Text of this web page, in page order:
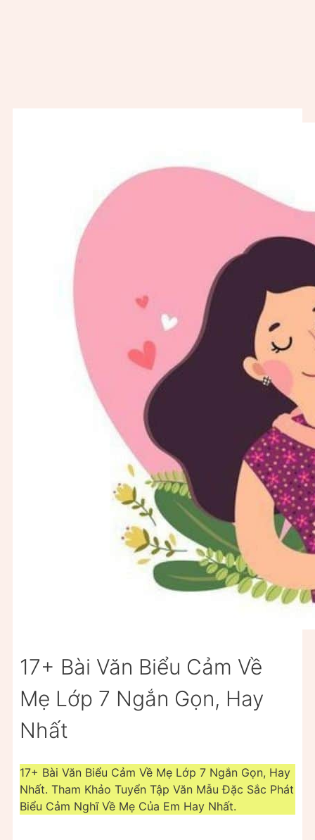
17+ Bài Văn Biểu Cảm Về
Mẹ Lớp 7 Ngắn Gọn, Hay
Nhất
17+ Bài Văn Biểu Cảm Về Mẹ Lớp 7 Ngắn Gọn, Hay
Nhất. Tham Khảo Tuyển Tập Văn Mẫu Đặc Sắc Phát
Biểu Cảm Nghĩ Về Mẹ Của Em Hay Nhất.